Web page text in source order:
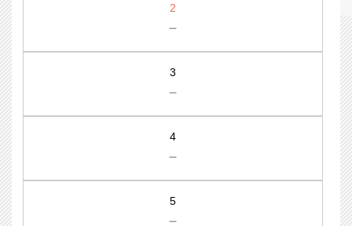
2
－
3
－
4
－
5
－